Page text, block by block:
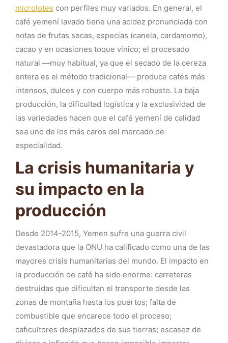
microlotes con perfiles muy variados. En general, el
café yemení lavado tiene una acidez pronunciada con
notas de frutas secas, especias (canela, cardamomo),
cacao y en ocasiones toque vínico; el procesado
natural —muy habitual, ya que el secado de la cereza
entera es el método tradicional— produce cafés más
intensos, dulces y con cuerpo más robusto. La baja
producción, la dificultad logística y la exclusividad de
las variedades hacen que el café yemení de calidad
sea uno de los más caros del mercado de
especialidad.
La crisis humanitaria y
su impacto en la
producción
Desde 2014-2015, Yemen sufre una guerra civil
devastadora que la ONU ha calificado como una de las
mayores crisis humanitarias del mundo. El impacto en
la producción de café ha sido enorme: carreteras
destruidas que dificultan el transporte desde las
zonas de montaña hasta los puertos; falta de
combustible que encarece todo el proceso;
caficultores desplazados de sus tierras; escasez de